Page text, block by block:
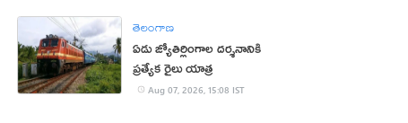
తెలంగాణ
ఏడు జ్యోతిర్లింగాల దర్శనానికి
ప్రత్యేక రైలు యాత్ర
Aug 07, 2026, 15:08 IST